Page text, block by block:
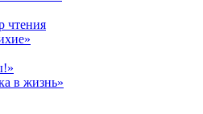
чтения
в жизнь»